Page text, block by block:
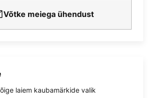
Võtke meiega ühendust
laiem kaubamärkide valik